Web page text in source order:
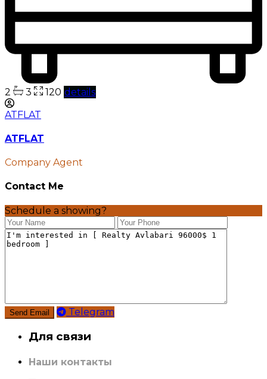
2 3 120 details
ATFLAT
ATFLAT
Company Agent
Contact Me
Schedule a showing?
Telegram
Для связи
Наши контакты